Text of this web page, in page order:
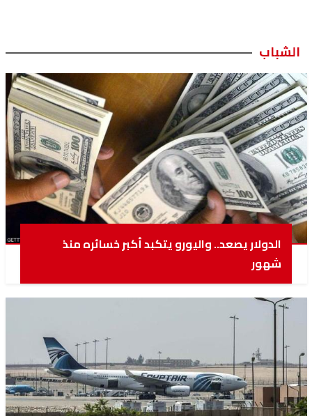
الشباب
الدولار يصعد.. واليورو يتكبد أكبر خسائره منذ
شهور